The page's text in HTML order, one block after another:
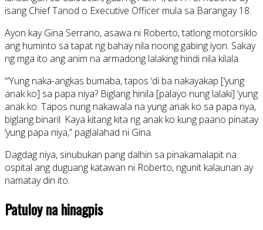
isang Chief Tanod o Executive Officer mula sa Barangay 18.
Ayon kay Gina Serrano, asawa ni Roberto, tatlong motorsiklo
ang huminto sa tapat ng bahay nila noong gabing iyon. Sakay
ng mga ito ang anim na armadong lalaking hindi nila kilala.
“‘Yung naka-angkas bumaba, tapos ‘di ba nakayakap [‘yung
anak ko] sa papa niya? Biglang hinila [palayo nung lalaki] ‘yung
anak ko. Tapos nung nakawala na yung anak ko sa papa nya,
biglang binaril. Kaya kitang kita ng anak ko kung paano pinatay
‘yung papa niya,” paglalahad ni Gina.
Dagdag niya, sinubukan pang dalhin sa pinakamalapit na
ospital ang duguang katawan ni Roberto, ngunit kalaunan ay
namatay din ito.
Patuloy na hinagpis